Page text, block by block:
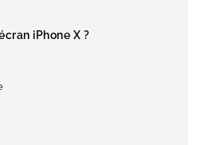
iPhone X ?